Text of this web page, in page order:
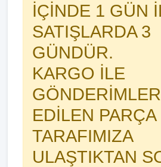
İÇİNDE 1 GÜN
SATIŞLARDA 3
GÜNDÜR.
KARGO İLE
EDİLEN PARÇA
TARAFIMIZA
ULAŞTIKTAN